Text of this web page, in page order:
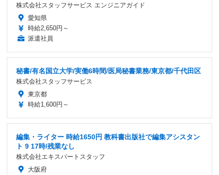
株式会社スタッフサービス エンジニアガイド
愛知県
時給2,650円～
派遣社員
秘書/有名国立大学/実働6時間/医局秘書業務/東京都/千代田区
株式会社スタッフサービス
東京都
時給1,600円～
編集・ライター 時給1650円 教科書出版社で編集アシスタン
ト 9 17時/残業なし
株式会社エキスパートスタッフ
大阪府